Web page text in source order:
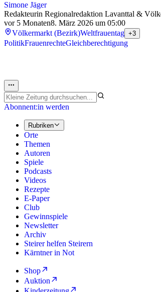
Simone Jäger
Redakteurin Regionalredaktion Lavanttal &
vor 5 Monaten8. März 2026 um 05:00
Völkermarkt (Bezirk)Weltfrauentag +3
PolitikFrauenrechteGleichberechtigung
Abonnent:in werden
Rubriken
Orte
Themen
Autoren
Spiele
Podcasts
Videos
Rezepte
E-Paper
Club
Gewinnspiele
Newsletter
Archiv
Steirer helfen Steirern
Kärntner in Not
Shop
Auktion